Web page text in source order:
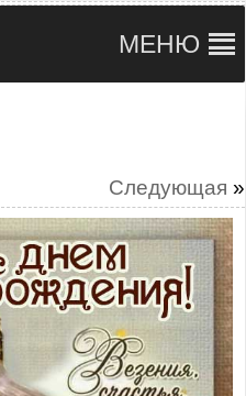
МЕНЮ
Следующая »